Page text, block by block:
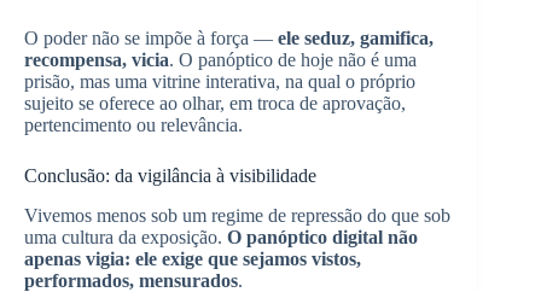
O poder não se impõe à força — ele seduz, gamifica,
recompensa, vicia. O panóptico de hoje não é uma
prisão, mas uma vitrine interativa, na qual o próprio
sujeito se oferece ao olhar, em troca de aprovação,
pertencimento ou relevância.
Conclusão: da vigilância à visibilidade
Vivemos menos sob um regime de repressão do que sob
uma cultura da exposição. O panóptico digital não
apenas vigia: ele exige que sejamos vistos,
performados, mensurados.